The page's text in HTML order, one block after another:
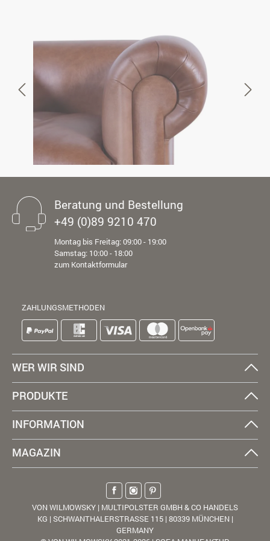
Beratung und Bestellung
+49 (0)89 9210 470
Montag bis Freitag: 09:00 - 19:00
Samstag: 10:00 - 18:00
zum Kontaktformular
ZAHLUNGSMETHODEN
WER WIR SIND
PRODUKTE
INFORMATION
MAGAZIN
VON WILMOWSKY | MULTIPOLSTER GMBH & CO HANDELS
KG | SCHWANTHALERSTRASSE 115 | 80339 MÜNCHEN |
GERMANY